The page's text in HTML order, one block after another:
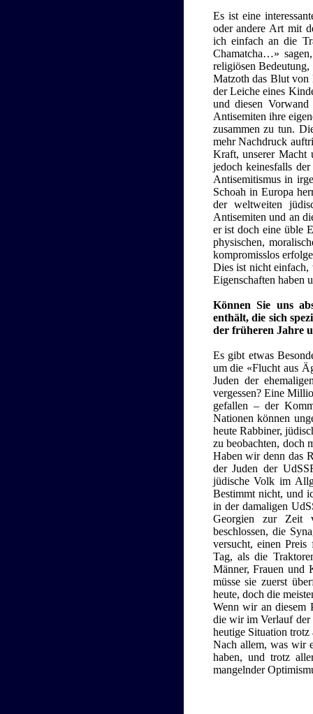
Es ist eine
oder andere Art mit
ich einfach an die
Chamatcha…»
religiösen
Matzoth das Blut von
der Leiche eines
und diesen
Antisemiten ihre
zusammen zu tun.
mehr Nachdruck
Kraft, unserer Macht
jedoch keinesfalls
Antisemitismus in
Schoah in Europa
der weltweiten
Antisemiten und an
er ist doch eine üble
physischen,
kompromisslos
Dies ist nicht einfach,
Eigenschaften haben
Können Sie uns
enthält, die sich
der früheren Jahre
Es gibt etwas
um die «Flucht aus
Juden der
vergessen? Eine
gefallen – der
Nationen können
heute Rabbiner,
zu beobachten, doch
Haben wir denn das
der Juden der
jüdische Volk im
Bestimmt nicht, und
in der damaligen
Georgien zur Zeit
beschlossen, die
versucht, einen
Tag, als die
Männer, Frauen und
müsse sie zuerst
heute, doch die
Wenn wir an diesem
die wir im Verlauf der
heutige Situation
Nach allem, was wir
haben, und trotz
mangelnder